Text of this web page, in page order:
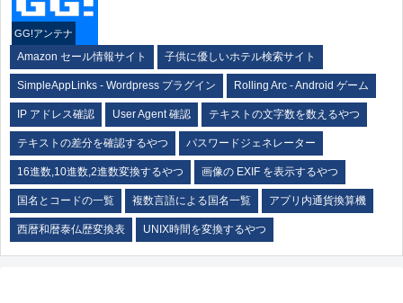
GG!アンテナ
Amazon セール情報サイト 子供に優しいホテル検索サイト
SimpleAppLinks - Wordpress プラグイン Rolling Arc - Android ゲーム
IP アドレス確認 User Agent 確認 テキストの文字数を数えるやつ
テキストの差分を確認するやつ パスワードジェネレーター
16進数,10進数,2進数変換するやつ 画像の EXIF を表示するやつ
国名とコードの一覧 複数言語による国名一覧 アプリ内通貨換算機
西暦和暦泰仏歴変換表 UNIX時間を変換するやつ